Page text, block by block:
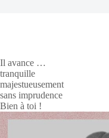
Il avance …
tranquille
majestueusement
sans imprudence
Bien à toi !